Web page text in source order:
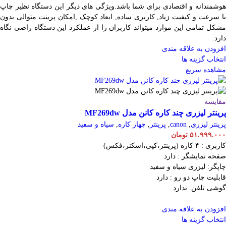
هوشمندانه و اقتصادی برای شما باشد.ویژگی های دیگر این دستگاه نظیر چاپ
با سرعت و کیفیت زیاد, کاربری ساده, ابعاد کوچک ,امکان پرینت متوالی بدون
مشکل تمامی این موارد میتواند کاربران را از عملکرد این دستگاه راضی نگاه
دارد.
افزودن به علاقه مندی
انتخاب گزینه ها
مشاهده سریع
مقایسه
پرینتر لیزری چند کاره کانن مدل MF269dw
پرینتر لیزری,
canon
, پرینتر , چهار کاره, سیاه و سفید
۵۱.۹۹۹.۰۰۰ تومان
کاربری : ۴ کاره (پرینتر،کپی،اسکنر،فکس)
صفحه نمایشگر : دارد
چاپگر: لیزری سیاه و سفید
قابلیت چاپ دو رو : دارد
گوشی تلفن: ندارد
افزودن به علاقه مندی
انتخاب گزینه ها